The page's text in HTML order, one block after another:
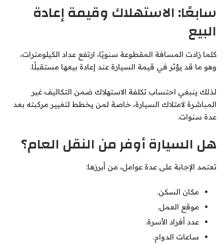
سابعًا: الاستهلاك وقيمة إعادة
البيع
كلما زادت المسافة المقطوعة سنويًا، ارتفع عداد الكيلومترات،
وهو ما قد يؤثر في قيمة السيارة عند إعادة بيعها مستقبلًا.
لذلك ينبغي احتساب تكلفة الاستهلاك ضمن التكاليف غير
المباشرة لامتلاك السيارة، خاصة لمن يخطط لتغيير مركبته بعد
عدة سنوات.
هل السيارة أوفر من النقل العام؟
تعتمد الإجابة على عدة عوامل، من أبرزها:
مكان السكن.
موقع العمل.
عدد أفراد الأسرة.
ساعات الدوام.